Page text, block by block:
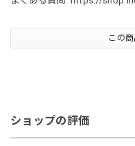
この
ショップの評価